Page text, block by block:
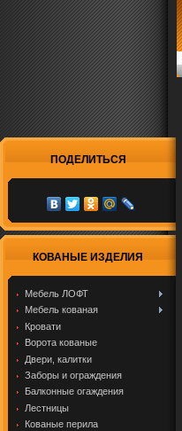
ПОДЕЛИТЬСЯ
КОВАНЫЕ ИЗДЕЛИЯ
Мебель ЛОФТ
Мебель кованая
Кровати
Ворота кованые
Двери, калитки
Заборы и ограждения
Балконные огаждения
Лестницы
Кованые перила